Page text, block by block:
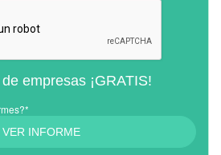
empresas ¡GRATIS!
VER INFORME